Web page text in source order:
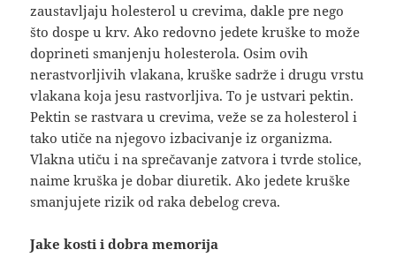
zaustavljaju holesterol u crevima, dakle pre nego
što dospe u krv. Ako redovno jedete kruške to može
doprineti smanjenju holesterola. Osim ovih
nerastvorljivih vlakana, kruške sadrže i drugu vrstu
vlakana koja jesu rastvorljiva. To je ustvari pektin.
Pektin se rastvara u crevima, veže se za holesterol i
tako utiče na njegovo izbacivanje iz organizma.
Vlakna utiču i na sprečavanje zatvora i tvrde stolice,
naime kruška je dobar diuretik. Ako jedete kruške
smanjujete rizik od raka debelog creva.
Jake kosti i dobra memorija